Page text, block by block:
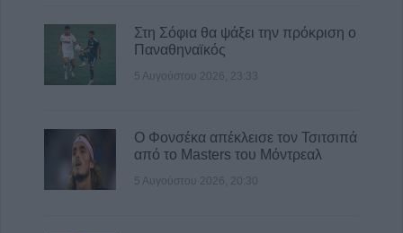
6 Αυγούστου 2026, 14:26
Στη Σόφια θα ψάξει την πρόκριση ο
Παναθηναϊκός
5 Αυγούστου 2026, 23:33
Ο Φονσέκα απέκλεισε τον Τσιτσιπά
από το Masters του Μόντρεαλ
5 Αυγούστου 2026, 20:30